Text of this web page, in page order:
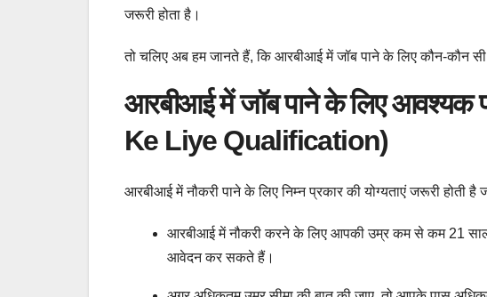
जरूरी होता है।
तो चलिए अब हम जानते हैं, कि आरबीआई में जॉब पाने के लिए कौन-कौन सी
आरबीआई में जॉब पाने के लिए आवश्यक
Ke Liye Qualification)
आरबीआई में नौकरी पाने के लिए निम्न प्रकार की योग्यताएं जरूरी होती है
आरबीआई में नौकरी करने के लिए आपकी उम्र कम से कम 21 साल
आवेदन कर सकते हैं।